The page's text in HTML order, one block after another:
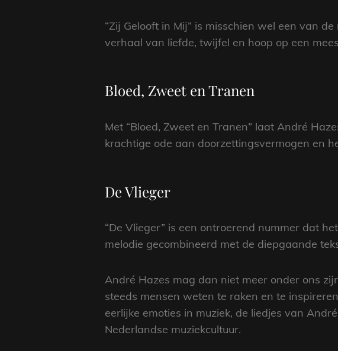
“Zij Gelooft in Mij” is misschien wel een van
verhaal van liefde, twijfel en hoop op een
Bloed, Zweet en Tranen
Met “Bloed, Zweet en Tranen” laat André
krachtige ode aan doorzettingsvermogen en
De Vlieger
“De Vlieger” is een ontroerend nummer dat
melodie gecombineerd met de diepgaande
André Hazes mag dan niet meer onder ons
steeds mensen weten te raken en te
eerlijke emoties in muziek, de liedjes van
Nederlandse muziekcultuur.